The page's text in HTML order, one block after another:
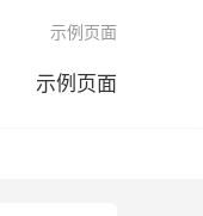
示例页面
示例页面